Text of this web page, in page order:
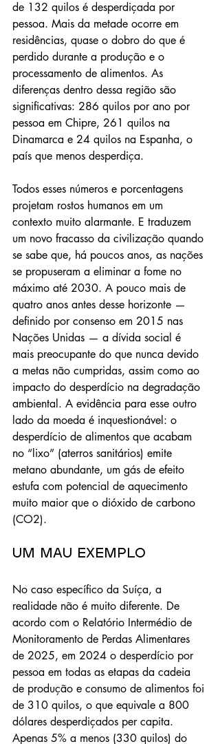
de 132 quilos é desperdiçada por
pessoa. Mais da metade ocorre em
residências, quase o dobro do que é
perdido durante a produção e o
processamento de alimentos. As
diferenças dentro dessa região são
significativas: 286 quilos por ano por
pessoa em Chipre, 261 quilos na
Dinamarca e 24 quilos na Espanha, o
país que menos desperdiça.
Todos esses números e porcentagens
projetam rostos humanos em um
contexto muito alarmante. E traduzem
um novo fracasso da civilização quando
se sabe que, há poucos anos, as nações
se propuseram a eliminar a fome no
máximo até 2030. A pouco mais de
quatro anos antes desse horizonte —
definido por consenso em 2015 nas
Nações Unidas — a dívida social é
mais preocupante do que nunca devido
a metas não cumpridas, assim como ao
impacto do desperdício na degradação
ambiental. A evidência para esse outro
lado da moeda é inquestionável: o
desperdício de alimentos que acabam
no “lixo” (aterros sanitários) emite
metano abundante, um gás de efeito
estufa com potencial de aquecimento
muito maior que o dióxido de carbono
(CO2).
Um mau exemplo
No caso específico da Suíça, a
realidade não é muito diferente. De
acordo com o Relatório Intermédio de
Monitoramento de Perdas Alimentares
de 2025, em 2024 o desperdício por
pessoa em todas as etapas da cadeia
de produção e consumo de alimentos foi
de 310 quilos, o que equivale a 800
dólares desperdiçados per capita.
Apenas 5% a menos (330 quilos) do